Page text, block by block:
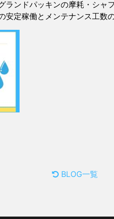
ランドパッキンの摩耗・シャ
定稼働とメンテナンス工数
BLOG一覧